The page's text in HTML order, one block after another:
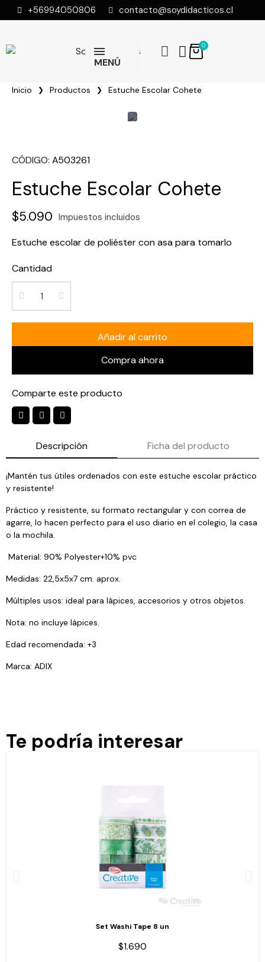
+56994050806 contacto@soydidacticos.cl
MENÚ
Inicio Productos Estuche Escolar Cohete
CÓDIGO A503261
Estuche Escolar Cohete
$5.090 Impuestos incluidos
Estuche escolar de poliéster con asa para tomarlo
Cantidad
Añadir al carrito
Compra ahora
Comparte este producto
Descripción Ficha del producto
¡Mantén tus útiles ordenados con este estuche escolar práctico
y resistente!
Práctico y resistente, su formato rectangular y con correa de
agarre, lo hacen perfecto para el uso diario en el colegio, la casa
o la mochila.
Material: 90% Polyester+10% pvc
Medidas: 22,5x5x7 cm. aprox.
Múltiples usos: ideal para lápices, accesorios y otros objetos.
Nota: no incluye lápices.
Edad recomendada: +3
Marca: ADIX
Te podría interesar
Set Washi Tape 8 un
$1.690